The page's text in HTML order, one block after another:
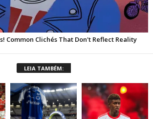
LEIA TAMBÉM: